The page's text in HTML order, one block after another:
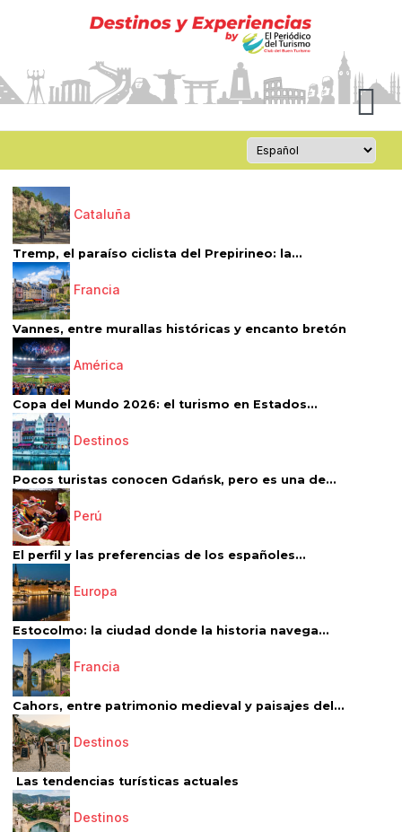
Cataluña
Tremp, el paraíso ciclista del Prepirineo: la...
Francia
Vannes, entre murallas históricas y encanto bretón
América
Copa del Mundo 2026: el turismo en Estados...
Destinos
Pocos turistas conocen Gdańsk, pero es una de...
Perú
El perfil y las preferencias de los españoles...
Europa
Estocolmo: la ciudad donde la historia navega...
Francia
Cahors, entre patrimonio medieval y paisajes del...
Destinos
Las tendencias turísticas actuales
Destinos